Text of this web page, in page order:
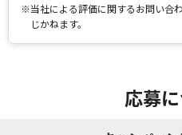
※当社による評価に関するお問い合
じかねます。
応募